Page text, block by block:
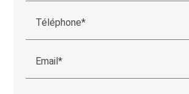
Téléphone*
Email*